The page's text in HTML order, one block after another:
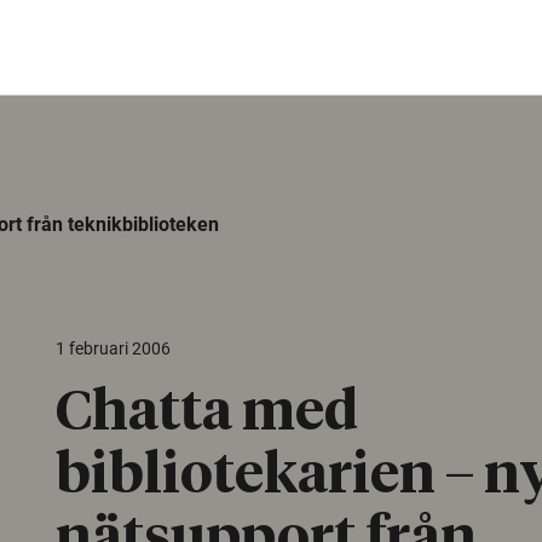
från teknikbiblioteken
1 februari 2006
Chatta med
bibliotekarien –